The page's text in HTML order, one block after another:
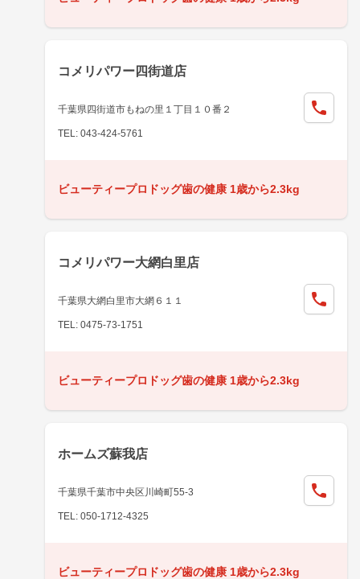
コメリパワー四街道店
千葉県四街道市もねの里１丁目１０番２
TEL: 043-424-5761
ビューティープロドッグ歯の健康 1歳から2.3kg
コメリパワー大網白里店
千葉県大網白里市大網６１１
TEL: 0475-73-1751
ビューティープロドッグ歯の健康 1歳から2.3kg
ホームズ蘇我店
千葉県千葉市中央区川崎町55-3
TEL: 050-1712-4325
ビューティープロドッグ歯の健康 1歳から2.3kg